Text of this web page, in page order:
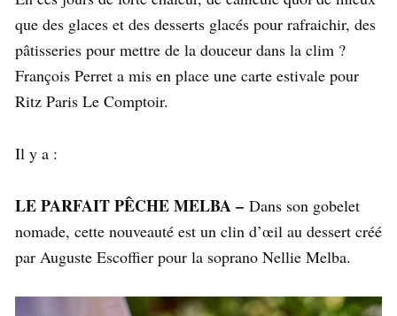
que des glaces et des desserts glacés pour rafraichir, des
pâtisseries pour mettre de la douceur dans la clim ?
François Perret a mis en place une carte estivale pour
Ritz Paris Le Comptoir.
Il y a :
LE PARFAIT PÊCHE MELBA – Dans son gobelet
nomade, cette nouveauté est un clin d’œil au dessert créé
par Auguste Escoffier pour la soprano Nellie Melba.